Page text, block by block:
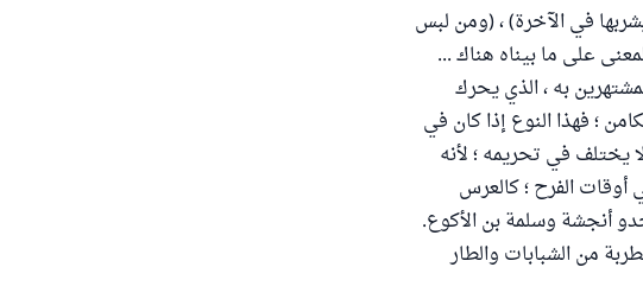
في الآخرة) ، (ومن لبس
على ما بيناه هناك ...
به ، الذي يحرك
؛ فهذا النوع إذا كان في
في تحريمه ؛ لأنه
أوقات الفرح ؛ كالعرس
أنجشة وسلمة بن الأكوع.
من الشبابات والطار